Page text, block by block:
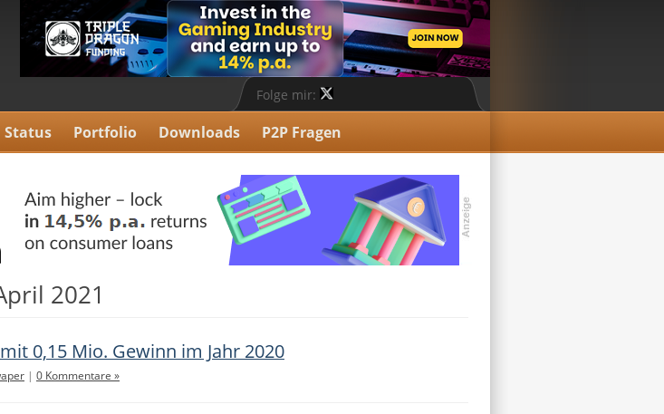
Folge mir:
Status Portfolio Downloads P2P Fragen
2021
0,15 Mio. Gewinn im Jahr 2020
| 0 Kommentare »